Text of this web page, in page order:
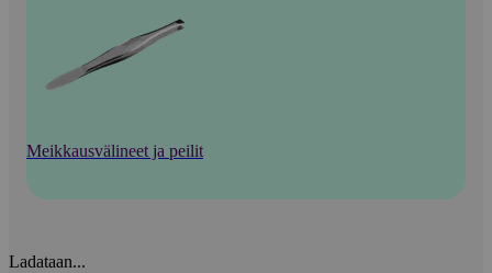
Meikkausvälineet ja peilit
Ladataan...